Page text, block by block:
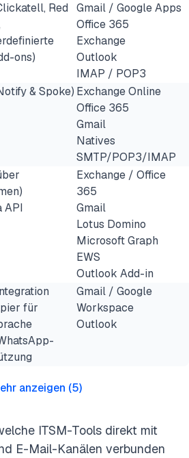
Red
ons)
Gmail / Google Apps
Office 365
Exchange
Outlook
IMAP / POP3
& Spoke) Exchange Online
Office 365
Gmail
Natives
SMTP/POP3/IMAP
API
Exchange / Office
365
Gmail
Lotus Domino
Microsoft Graph
EWS
Outlook Add-in
für
Gmail / Google
Workspace
Outlook
anzeigen (5)
ITSM-Tools direkt mit
E-Mail-Kanälen verbunden